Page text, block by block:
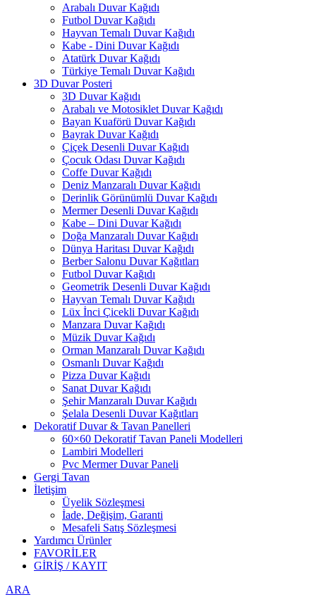
Arabalı Duvar Kağıdı
Futbol Duvar Kağıdı
Hayvan Temalı Duvar Kağıdı
Kabe - Dini Duvar Kağıdı
Atatürk Duvar Kağıdı
Türkiye Temalı Duvar Kağıdı
3D Duvar Posteri
3D Duvar Kağıdı
Arabalı ve Motosiklet Duvar Kağıdı
Bayan Kuaförü Duvar Kağıdı
Bayrak Duvar Kağıdı
Çiçek Desenli Duvar Kağıdı
Çocuk Odası Duvar Kağıdı
Coffe Duvar Kağıdı
Deniz Manzaralı Duvar Kağıdı
Derinlik Görünümlü Duvar Kağıdı
Mermer Desenli Duvar Kağıdı
Kabe – Dini Duvar Kağıdı
Doğa Manzaralı Duvar Kağıdı
Dünya Haritası Duvar Kağıdı
Berber Salonu Duvar Kağıtları
Futbol Duvar Kağıdı
Geometrik Desenli Duvar Kağıdı
Hayvan Temalı Duvar Kağıdı
Lüx İnci Çicekli Duvar Kağıdı
Manzara Duvar Kağıdı
Müzik Duvar Kağıdı
Orman Manzaralı Duvar Kağıdı
Osmanlı Duvar Kağıdı
Pizza Duvar Kağıdı
Sanat Duvar Kağıdı
Şehir Manzaralı Duvar Kağıdı
Şelala Desenli Duvar Kağıtları
Dekoratif Duvar & Tavan Panelleri
60×60 Dekoratif Tavan Paneli Modelleri
Lambiri Modelleri
Pvc Mermer Duvar Paneli
Gergi Tavan
İletişim
Üyelik Sözleşmesi
İade, Değişim, Garanti
Mesafeli Satış Sözleşmesi
Yardımcı Ürünler
FAVORİLER
GİRİŞ / KAYIT
ARA